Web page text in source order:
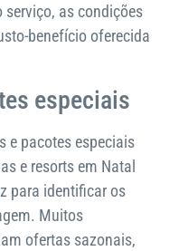
as condições
benefício oferecida
especiais
e pacotes especiais
e resorts em Natal
para identificar os
Muitos
ofertas sazonais,